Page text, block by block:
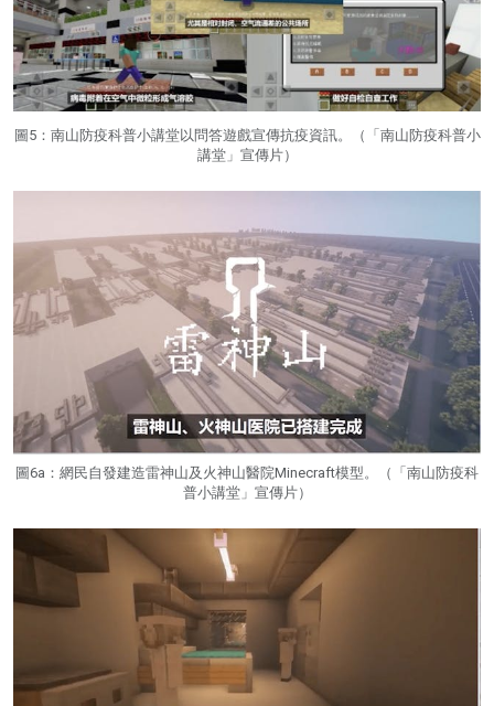
圖5：南山防疫科普小講堂以問答遊戲宣傳抗疫資訊。（「南山防疫科普小
講堂」宣傳片）
圖6a：網民自發建造雷神山及火神山醫院Minecraft模型。（「南山防疫科
普小講堂」宣傳片）